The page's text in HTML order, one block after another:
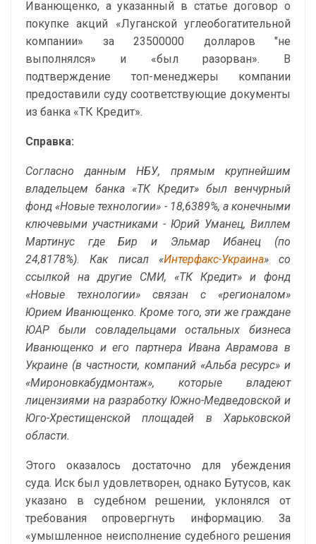
Иванющенко, а указанный в статье договор о
покупке акций «Луганской углеобогатительной
компании» за 23500000 долларов "не
выполнялся» и «был разорван». В
подтверждение топ-менеджеры компании
предоставили суду соответствующие документы
из банка «ТК Кредит».
Справка:
Согласно данным НБУ, прямым крупнейшим
владельцем банка «ТК Кредит» был венчурный
фонд «Новые технологии» - 18,6389%, а конечными
ключевыми участниками - Юрий Уманец, Виллем
Мартинус где Бир и Эльмар Ибанец (по
24,8178%). Как писал «Интерфакс-Украина» со
ссылкой на другие СМИ, «ТК Кредит» и фонд
«Новые технологии» связан с «регионалом»
Юрием Иванющенко. Кроме того, эти же граждане
ЮАР были совладельцами остальных бизнеса
Иванющенко и его партнера Ивана Аврамова в
Украине (в частности, компаний «Альба ресурс» и
«Мироновкабудмонтаж», которые владеют
лицензиями на разработку Южно-Медведовской и
Юго-Хрестищенской площадей в Харьковской
области.
Этого оказалось достаточно для убеждения
суда. Иск был удовлетворен, однако Бутусов, как
указано в судебном решении, уклонялся от
требования опровергнуть информацию. За
«умышленное неисполнение судебного решения